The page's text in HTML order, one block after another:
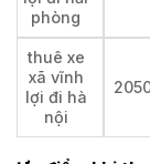
phòng
thuê xe
xã vĩnh
lợi đi hà
nội